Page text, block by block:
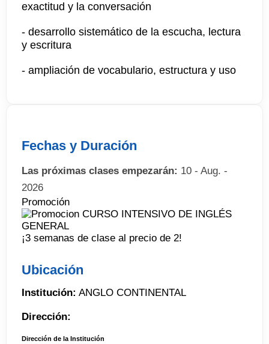
exactitud y la conversación
- desarrollo sistemático de la escucha, lectura
y escritura
- ampliación de vocabulario, estructura y uso
Fechas y Duración
Las próximas clases empezarán: 10 - Aug. -
2026
Promoción
¡3 semanas de clase al precio de 2!
Ubicación
Institución: ANGLO CONTINENTAL
Dirección:
Dirección de la Institución